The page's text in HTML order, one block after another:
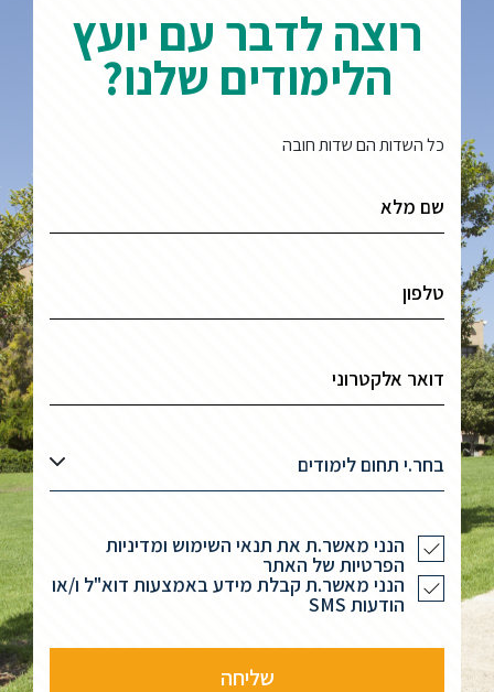
רוצה לדבר עם יועץ
הלימודים שלנו?
כל השדות הם שדות חובה
בחר.י תחום לימודים
הנני מאשר.ת את תנאי השימוש ומדיניות
הפרטיות של האתר
הנני מאשר.ת קבלת מידע באמצעות דוא"ל ו/או
הודעות SMS